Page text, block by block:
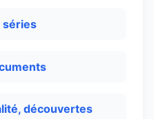
séries
découvertes